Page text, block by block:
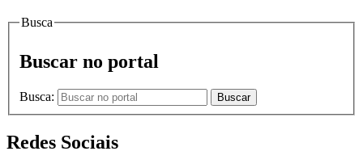
Busca
Buscar no portal
Busca: Buscar
Redes Sociais